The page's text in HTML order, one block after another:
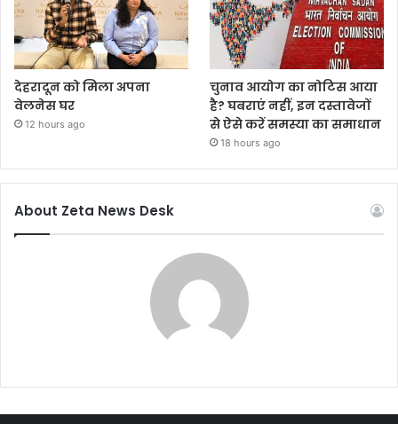
देहरादून को मिला अपना
वेलनेस घर
12 hours ago
चुनाव आयोग का नोटिस आया
है? घबराएं नहीं, इन दस्तावेजों
से ऐसे करें समस्या का समाधान
18 hours ago
About Zeta News Desk